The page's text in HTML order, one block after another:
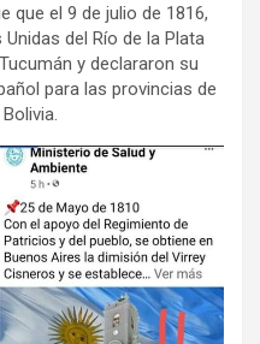
que el 9 de julio de 1816,
del Río de la Plata
y declararon su
para las provincias de